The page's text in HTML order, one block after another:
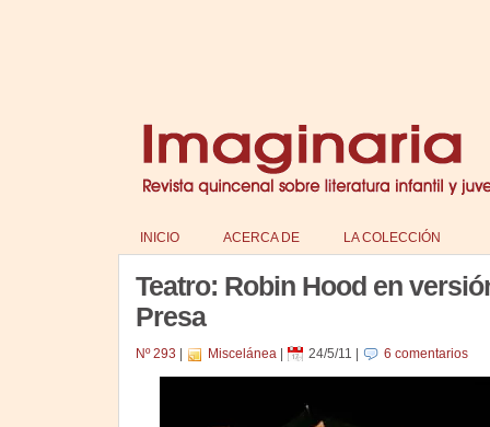
INICIO ACERCA DE LA COLECCIÓN
Teatro: Robin Hood en
Presa
Nº 293 Miscelánea| 24/5/11 6 comentarios